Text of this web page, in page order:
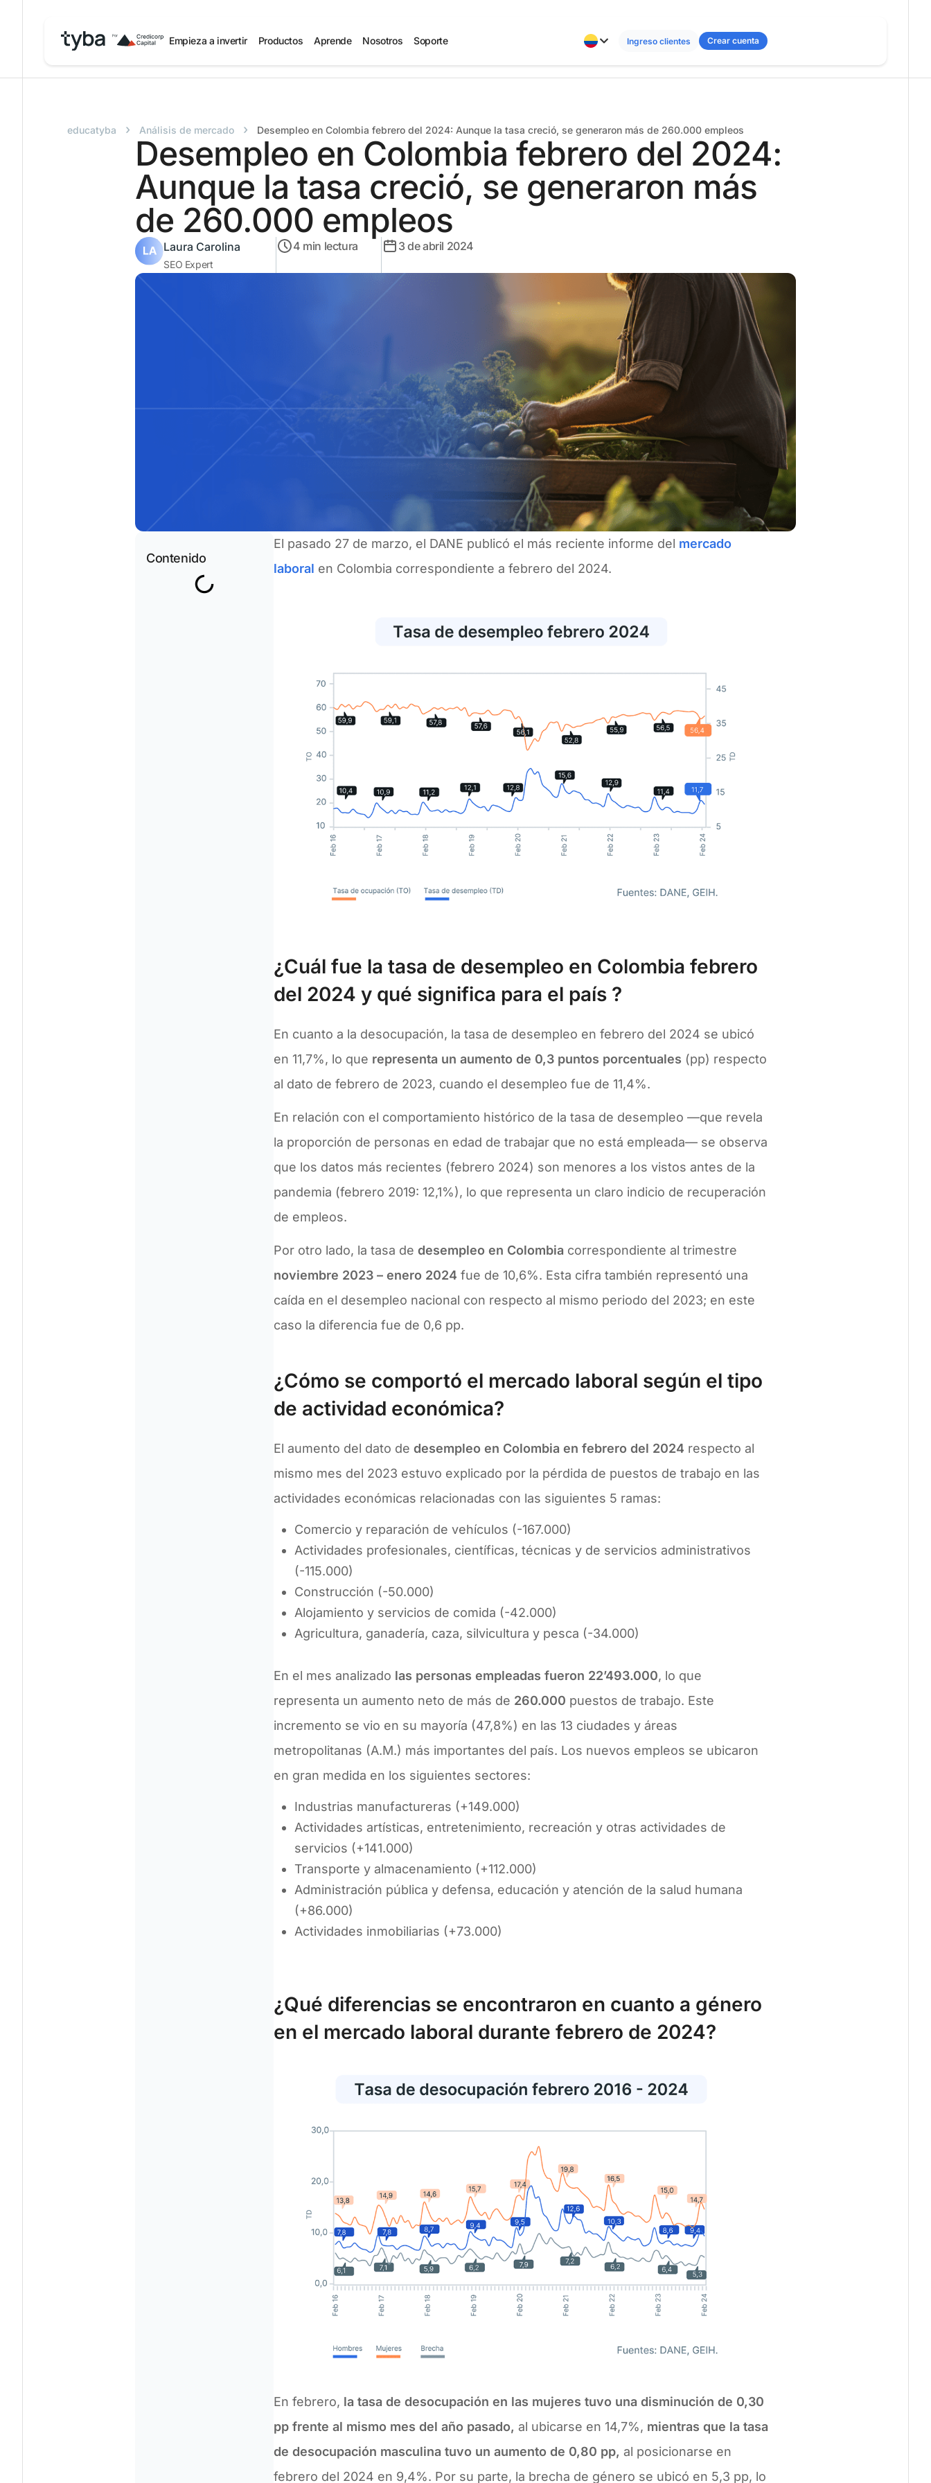
Empieza a invertir Productos Aprende Nosotros Soporte Ingreso clientes Crear cuenta
educatyba › Análisis de mercado › Desempleo en Colombia febrero del 2024: Aunque la tasa creció, se generaron más de 260.000 empleos
Desempleo en Colombia febrero del 2024:
Aunque la tasa creció, se generaron más
de 260.000 empleos
Laura Carolina
SEO Expert
4 min lectura 3 de abril 2024
Contenido
El pasado 27 de marzo, el DANE publicó el más reciente informe del mercado
laboral en Colombia correspondiente a febrero del 2024.
¿Cuál fue la tasa de desempleo en Colombia febrero
del 2024 y qué significa para el país ?
En cuanto a la desocupación, la tasa de desempleo en febrero del 2024 se ubicó
en 11,7%, lo que representa un aumento de 0,3 puntos porcentuales (pp) respecto
al dato de febrero de 2023, cuando el desempleo fue de 11,4%.
En relación con el comportamiento histórico de la tasa de desempleo —que revela
la proporción de personas en edad de trabajar que no está empleada— se observa
que los datos más recientes (febrero 2024) son menores a los vistos antes de la
pandemia (febrero 2019: 12,1%), lo que representa un claro indicio de recuperación
de empleos.
Por otro lado, la tasa de desempleo en Colombia correspondiente al trimestre
noviembre 2023 – enero 2024 fue de 10,6%. Esta cifra también representó una
caída en el desempleo nacional con respecto al mismo periodo del 2023; en este
caso la diferencia fue de 0,6 pp.
¿Cómo se comportó el mercado laboral según el tipo
de actividad económica?
El aumento del dato de desempleo en Colombia en febrero del 2024 respecto al
mismo mes del 2023 estuvo explicado por la pérdida de puestos de trabajo en las
actividades económicas relacionadas con las siguientes 5 ramas:
Comercio y reparación de vehículos (-167.000)
Actividades profesionales, científicas, técnicas y de servicios administrativos
(-115.000)
Construcción (-50.000)
Alojamiento y servicios de comida (-42.000)
Agricultura, ganadería, caza, silvicultura y pesca (-34.000)
En el mes analizado las personas empleadas fueron 22’493.000, lo que
representa un aumento neto de más de 260.000 puestos de trabajo. Este
incremento se vio en su mayoría (47,8%) en las 13 ciudades y áreas
metropolitanas (A.M.) más importantes del país. Los nuevos empleos se ubicaron
en gran medida en los siguientes sectores:
Industrias manufactureras (+149.000)
Actividades artísticas, entretenimiento, recreación y otras actividades de
servicios (+141.000)
Transporte y almacenamiento (+112.000)
Administración pública y defensa, educación y atención de la salud humana
(+86.000)
Actividades inmobiliarias (+73.000)
¿Qué diferencias se encontraron en cuanto a género
en el mercado laboral durante febrero de 2024?
En febrero, la tasa de desocupación en las mujeres tuvo una disminución de 0,30
pp frente al mismo mes del año pasado, al ubicarse en 14,7%, mientras que la tasa
de desocupación masculina tuvo un aumento de 0,80 pp, al posicionarse en
febrero del 2024 en 9,4%. Por su parte, la brecha de género se ubicó en 5,3 pp, lo